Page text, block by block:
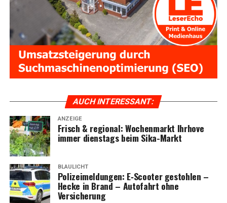
AUCH INTER­ES­SANT:
ANZEIGE
Frisch & regio­nal: Wochen­markt Ihr­ho­ve
immer diens­tags beim Sika-Markt
BLAULICHT
Poli­zei­mel­dun­gen: E‑Scooter gestoh­len –
Hecke in Brand – Auto­fahrt ohne
Versicherung